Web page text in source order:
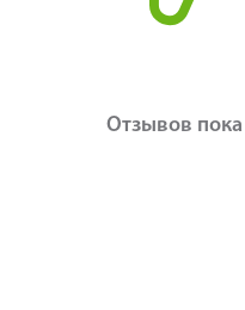
Отзывов пока